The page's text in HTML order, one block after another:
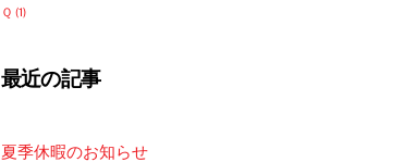
Ｑ (1)
最近の記事
夏季休暇のお知らせ